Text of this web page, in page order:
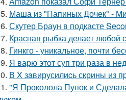
Маша из "Папиных Дочек" -
Скутер Браун в подкасте
Красная рыбка делает любой
Гинкго - уникальное, почти
Я варю этот суп три раза в
В X зaвирусилиcь скрины из
"Я Проколола Пупок и